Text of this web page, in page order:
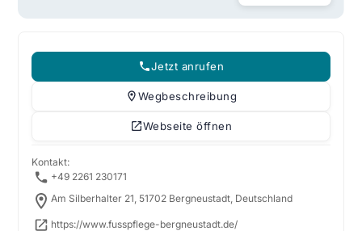
Jetzt anrufen
Wegbeschreibung
Webseite öffnen
Kontakt:
+49 2261 230171
Am Silberhalter 21, 51702 Bergneustadt, Deutschland
https://www.fusspflege-bergneustadt.de/